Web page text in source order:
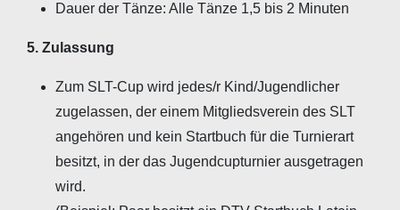
Dauer der Tänze: Alle Tänze 1,5 bis 2 Minuten
5. Zulassung
Zum SLT-Cup wird jedes/r Kind/Jugendlicher
zugelassen, der einem Mitgliedsverein des SLT
angehören und kein Startbuch für die Turnierart
besitzt, in der das Jugendcupturnier ausgetragen
wird.